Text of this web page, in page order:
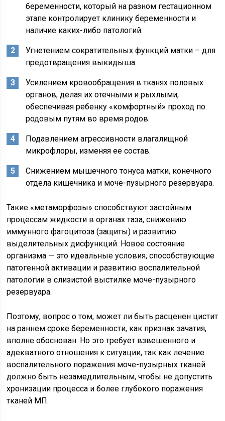
беременности, который на разном гестационном
этапе контролирует клинику беременности и
наличие каких-либо патологий.
Угнетением сократительных функций матки – для
предотвращения выкидыша.
Усилением кровообращения в тканях половых
органов, делая их отечными и рыхлыми,
обеспечивая ребенку «комфортный» проход по
родовым путям во время родов.
Подавлением агрессивности влагалищной
микрофлоры, изменяя ее состав.
Снижением мышечного тонуса матки, конечного
отдела кишечника и моче-пузырного резервуара.
Такие «метаморфозы» способствуют застойным
процессам жидкости в органах таза, снижению
иммунного фагоцитоза (защиты) и развитию
выделительных дисфункций. Новое состояние
организма — это идеальные условия, способствующие
патогенной активации и развитию воспалительной
патологии в слизистой выстилке моче-пузырного
резервуара.
Поэтому, вопрос о том, может ли быть расценен цистит
на раннем сроке беременности, как признак зачатия,
вполне обоснован. Но это требует взвешенного и
адекватного отношения к ситуации, так как лечение
воспалительного поражения моче-пузырных тканей
должно быть незамедлительным, чтобы не допустить
хронизации процесса и более глубокого поражения
тканей МП.